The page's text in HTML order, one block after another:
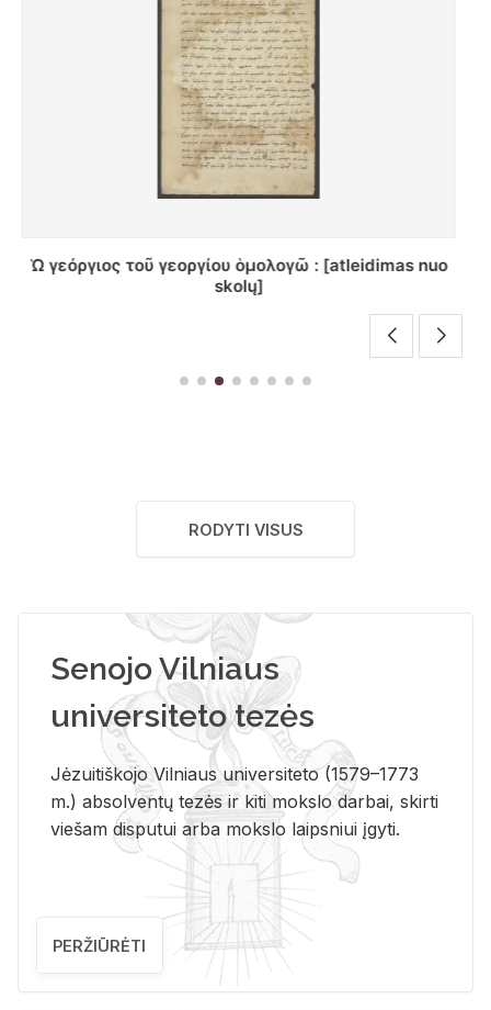
Χαιρετω σας κατα πωλα κιρ διμιτρι λεβηστικη αλο
σας... : [laiškas]
RODYTI VISUS
Senojo Vilniaus
universiteto tezės
Jėzuitiškojo Vilniaus universiteto (1579–1773
m.) absolventų tezės ir kiti mokslo darbai, skirti
viešam disputui arba mokslo laipsniui įgyti.
PERŽIŪRĖTI